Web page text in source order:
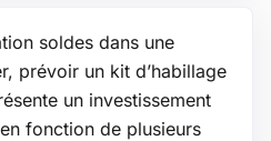
soldes dans une
prévoir un kit d’habillage
un investissement
fonction de plusieurs